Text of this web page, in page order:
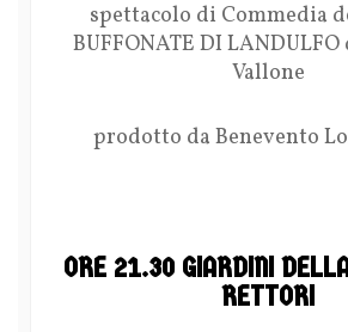
spettacolo di Commedia
BUFFONATE DI
Vallone
prodotto da Benevento
ORE 21.30 GIARDINI
RETTORI